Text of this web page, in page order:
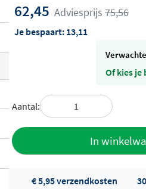
62,45 Adviesprijs 75,56
Je bespaart: 13,11
Of kies
Aantal:
In
€ 5,95 verzendkosten